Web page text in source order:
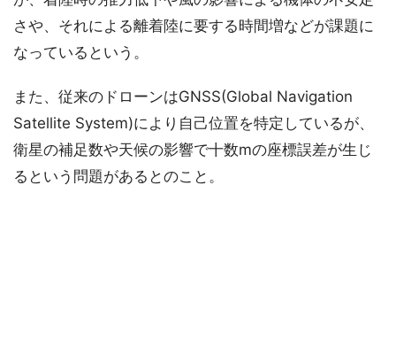
さや、それによる離着陸に要する時間増などが課題に
なっているという。
また、従来のドローンはGNSS(Global Navigation
Satellite System)により自己位置を特定しているが、
衛星の補足数や天候の影響で十数mの座標誤差が生じ
るという問題があるとのこと。